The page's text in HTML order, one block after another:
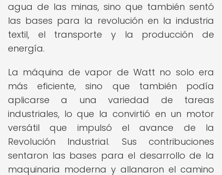
agua de las minas, sino que también sentó
las bases para la revolución en la industria
textil, el transporte y la producción de
energía.
La máquina de vapor de Watt no solo era
más eficiente, sino que también podía
aplicarse a una variedad de tareas
industriales, lo que la convirtió en un motor
versátil que impulsó el avance de la
Revolución Industrial. Sus contribuciones
sentaron las bases para el desarrollo de la
maquinaria moderna y allanaron el camino